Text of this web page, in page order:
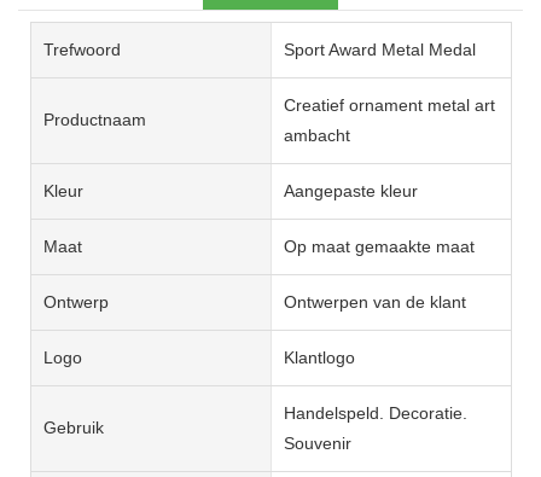
Trefwoord Sport Award Metal Medal
Productnaam
Creatief ornament metal art
ambacht
Kleur Aangepaste kleur
Maat Op maat gemaakte maat
Ontwerp Ontwerpen van de klant
Logo Klantlogo
Gebruik
Handelspeld. Decoratie.
Souvenir